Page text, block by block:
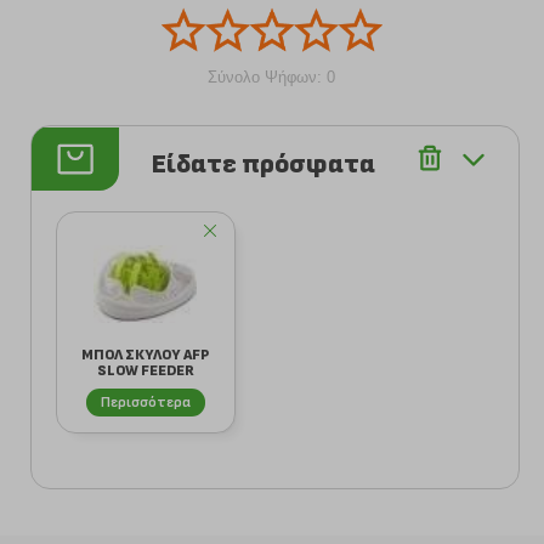
Σύνολο Ψήφων: 0
Είδατε πρόσφατα
ΜΠΟΛ ΣΚΥΛΟΥ AFP
SLOW FEEDER
(29X28X8CM)
Περισσότερα